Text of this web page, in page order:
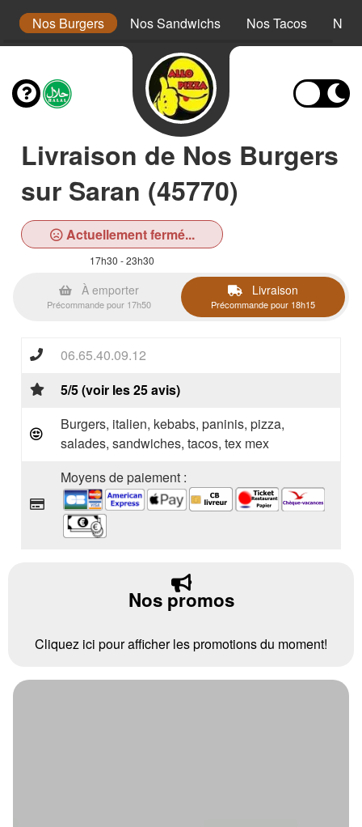
Nos Burgers Nos Sandwichs Nos Tacos Nos
Livraison de Nos Burgers
sur Saran (45770)
Actuellement fermé...
17h30 - 23h30
À emporter
Précommande pour 17h50
Livraison
Précommande pour 18h15
06.65.40.09.12
5/5 (voir les 25 avis)
Burgers, italien, kebabs, paninis, pizza,
salades, sandwiches, tacos, tex mex
Moyens de paiement :
Nos promos
Cliquez ici pour afficher les promotions du moment!